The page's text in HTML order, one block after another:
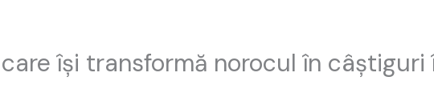
își transformă norocul în